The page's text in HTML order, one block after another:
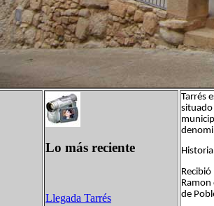
Lo más reciente
Llegada Tarrés
Tarrés
situado
Ramon
de